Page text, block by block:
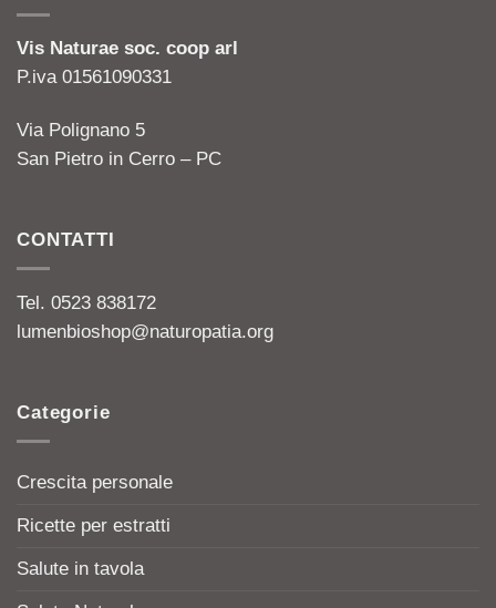
Vis Naturae soc. coop arl
P.iva 01561090331
Via Polignano 5
San Pietro in Cerro – PC
CONTATTI
Tel. 0523 838172
lumenbioshop@naturopatia.org
Categorie
Crescita personale
Ricette per estratti
Salute in tavola